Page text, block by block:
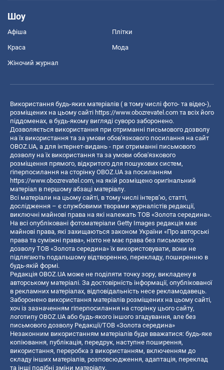
Шоу
Афіша Плітки
Краса Мода
Жіночий журнал
Використання будь-яких матеріалів ( в тому числі фото- та відео-),
розміщених на цьому сайті https://www.obozrevatel.com та всіх його
піддоменах, в будь-якому вигляді суворо заборонено.
Дозволяється використання при отриманні письмового дозволу
на їх використання та за умови обов'язкового посилання на сайт
OBOZ.UA, а для інтернет-видань - при отриманні письмового
дозволу на їх використання та за умови обов'язкового
розміщення прямого, відкритого для пошукових систем,
гіперпосилання на сторінку OBOZ.UA за посиланням
https://www.obozrevatel.com, на якій розміщено оригінальний
матеріал в першому абзаці матеріалу.
Всі матеріали на цьому сайті, в тому числі інтерв’ю, статті,
дослідження – є службовими творами журналістів редакції,
виключні майнові права на які належать ТОВ «Золота середина».
На всі опубліковані фотоматеріали Getty Images редакція має
майнові права, які захищаються законом України «Про авторські
права та суміжні права», ніхто не має права без письмового
дозволу ТОВ «Золота середина» їх використовувати, вони не
підлягають подальшому відтворенню, перекладу, поширенню в
будь-якій формі.
Редакція OBOZ.UA може не поділяти точку зору, викладену в
авторському матеріалі. За достовірність інформації, опублікованої
в рекламних матеріалах, відповідальність несе рекламодавець.
Заборонено використання матеріалів розміщених на цьому сайті,
хоч із зазначенням гіперпосилання на сторінку цього сайту,
логотипу OBOZ.UA або будь-якого іншого згадування, але без
письмового дозволу Редакції/ТОВ «Золота середина»
Незаконним використанням матеріалів буде вважатися: будь-яке
копiювання, публiкацiя, передрук, наступне поширення,
використання, переробка з використанням, включенням до
складу інших матеріалів, розповсюдження, адаптація, переклад
та інші подібні зміни матеріалу.